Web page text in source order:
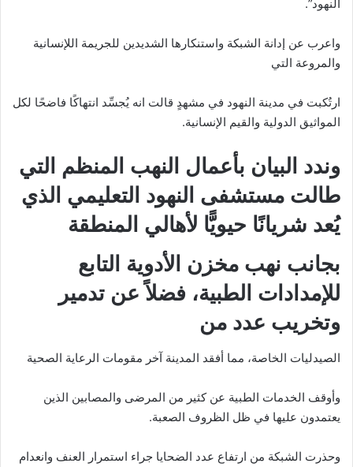
النهود”.
واعرب عن إدانة الشبكة واستنكارها الشديدين للجريمة اللإنسانية
والمروعة التي
ارتُكبت في مدينة النهود في مشهدٍ قالت انه يُجسِّد انتهاكًا فاضحًا لكل
المواثيق الدولية والقيم الإنسانية.
وندد البيان بأعمال النهب المنظم التي
طالت مستشفى النهود التعليمي الذي
يُعد شريانًا حيويًّا لأهالي المنطقة
بجانب نهب مخزن الأدوية التابع
للإمدادات الطبية، فضلاً عن تدمير
وتخريب عدد من
الصيدليات الخاصة، مما أفقد المدينة آخر مقومات الرعاية الصحية
وأوقف الخدمات الطبية عن كثير من المرضى والمصابين الذين
يعتمدون عليها في ظل الظروف الصعبة.
وحذرت الشبكة من ارتفاع عدد الضحايا جراء استمرار العنف وانعدام